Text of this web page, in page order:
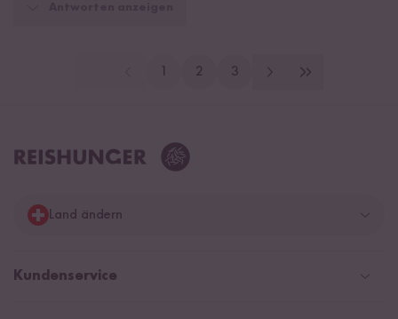
1 2 3
Land ändern
Deutschland
Kundenservice